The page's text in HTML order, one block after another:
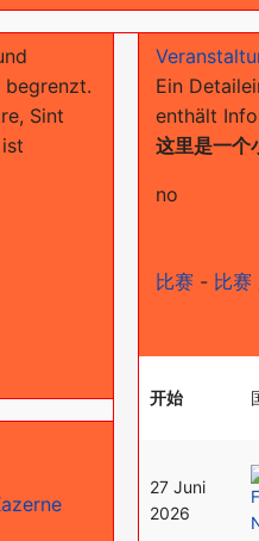
begrenzt.
Sint
Ein
enthält
这里是一个
no
比赛 - 比赛
开始
27 Juni
2026